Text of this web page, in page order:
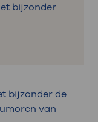
bijzonder
bijzonder de
van